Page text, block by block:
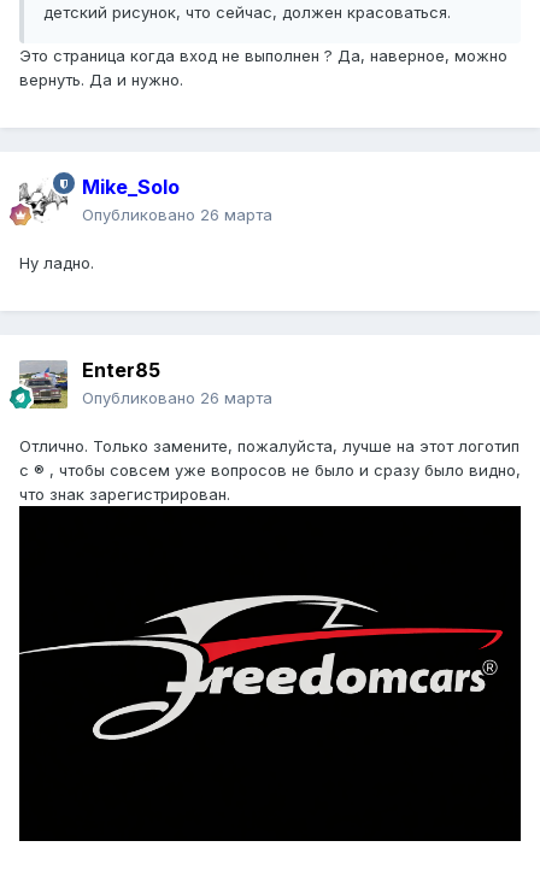
детский рисунок, что сейчас, должен красоваться.
Это страница когда вход не выполнен ? Да, наверное, можно
вернуть. Да и нужно.
Mike_Solo
Опубликовано 26 марта
Ну ладно.
Enter85
Опубликовано 26 марта
Отлично. Только замените, пожалуйста, лучше на этот логотип
с ® , чтобы совсем уже вопросов не было и сразу было видно,
что знак зарегистрирован.